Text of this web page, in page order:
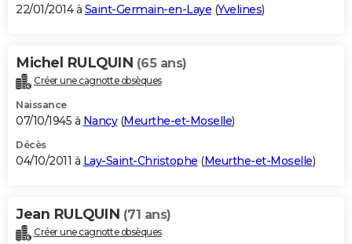
22/01/2014 à Saint-Germain-en-Laye (Yvelines)
Michel RULQUIN (65 ans)
Créer une cagnotte obsèques
Naissance
07/10/1945 à Nancy(Meurthe-et-Moselle)
Décès
04/10/2011 à Lay-Saint-Christophe (Meurthe-et-Moselle)
Jean RULQUIN (71 ans)
Créer une cagnotte obsèques